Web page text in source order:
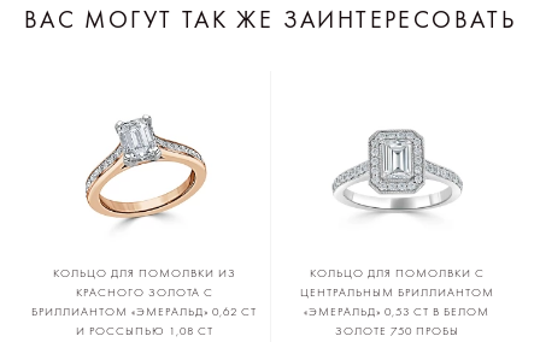
ВАС МОГУТ ТАК ЖЕ ЗАИНТЕРЕСОВАТЬ
КОЛЬЦО ДЛЯ ПОМОЛВКИ ИЗ
КРАСНОГО ЗОЛОТА С
БРИЛЛИАНТОМ «ЭМЕРАЛЬД» 0,62 CT
И РОССЫПЬЮ 1,08 CT
КОЛЬЦО ДЛЯ ПОМОЛВКИ С
ЦЕНТРАЛЬНЫМ БРИЛЛИАНТОМ
«ЭМЕРАЛЬД» 0,53 CT В БЕЛОМ
ЗОЛОТЕ 750 ПРОБЫ